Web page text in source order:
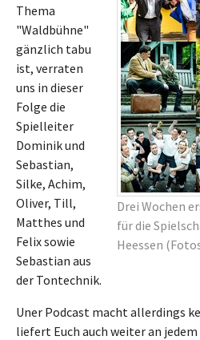
Drei Wochen
für die
Heessen
Thema
"Waldbühne"
gänzlich tabu
ist, verraten
uns in dieser
Folge die
Spielleiter
Dominik und
Sebastian,
Silke, Achim,
Oliver, Till,
Matthes und
Felix sowie
Sebastian aus
der Tontechnik.
Uner Podcast macht allerdings
liefert Euch auch weiter an